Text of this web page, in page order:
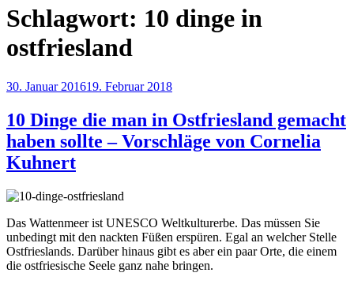
Schlagwort: 10 dinge in
ostfriesland
Veröffentlicht
30. Januar 201619. Februar 2018
10 Dinge die man in Ostfriesland gemacht
haben sollte – Vorschläge von Cornelia
Kuhnert
Das Wattenmeer ist UNESCO Weltkulturerbe. Das müssen Sie
unbedingt mit den nackten Füßen erspüren. Egal an welcher Stelle
Ostfrieslands. Darüber hinaus gibt es aber ein paar Orte, die einem
die ostfriesische Seele ganz nahe bringen.